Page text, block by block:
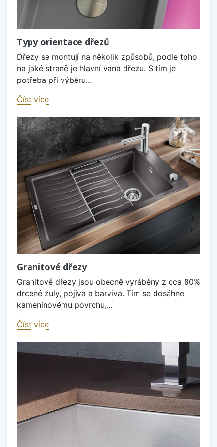
Typy orientace dřezů
Dřezy se montují na několik způsobů, podle toho
na jaké straně je hlavní vana dřezu. S tím je
potřeba při výběru...
Číst více
Granitové dřezy
Granitové dřezy jsou obecně vyráběny z cca 80%
drcené žuly, pojiva a barviva. Tím se dosáhne
kameninovému povrchu,...
Číst více